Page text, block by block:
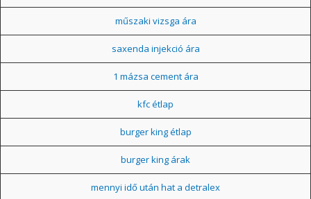
műszaki vizsga ára
saxenda injekció ára
1 mázsa cement ára
kfc étlap
burger king étlap
burger king árak
mennyi idő után hat a detralex